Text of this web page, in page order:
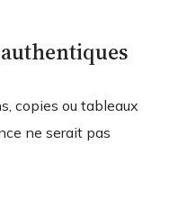
copies ou tableaux
ne serait pas